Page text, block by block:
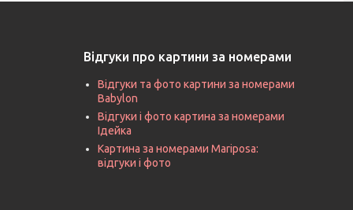
Відгуки про картини за номерами
Відгуки та фото картини за номерами
Babylon
Відгуки і фото картина за номерами
Ідейка
Картина за номерами Mariposa:
відгуки і фото